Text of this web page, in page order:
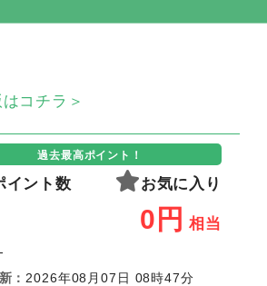
コチラ＞
過去最高ポイント！
イント数 お気に入り
0 円 相当
： 2026年08月07日 08時47分